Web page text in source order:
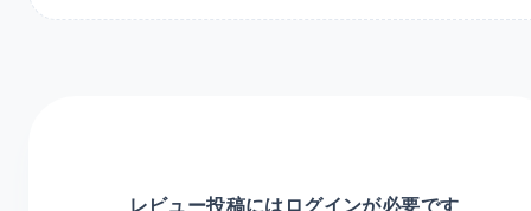
レビュー投稿にはログインが必要です